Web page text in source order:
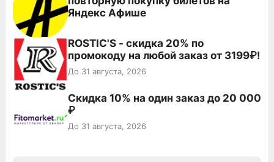
Яндекс Афише
ROSTIC'S - скидка 20% по
промокоду на любой заказ от 3199₽!
До 31 августа, 2026
Скидка 10% на один заказ до 20 000
₽
До 31 августа, 2026